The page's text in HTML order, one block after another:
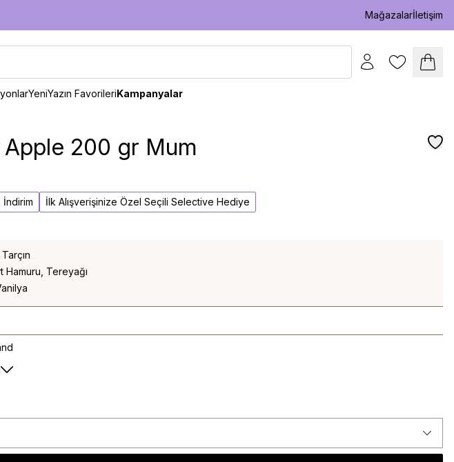
Mağazalarİletişim
YeniYazın FavorileriKampanyalar
200 gr Mum
İlk Alışverişinize Özel Seçili Selective Hediye
Hamuru, Tereyağı